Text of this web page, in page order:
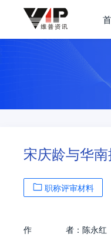
宋庆龄与华
职称评审材料
作 者： 陈永红